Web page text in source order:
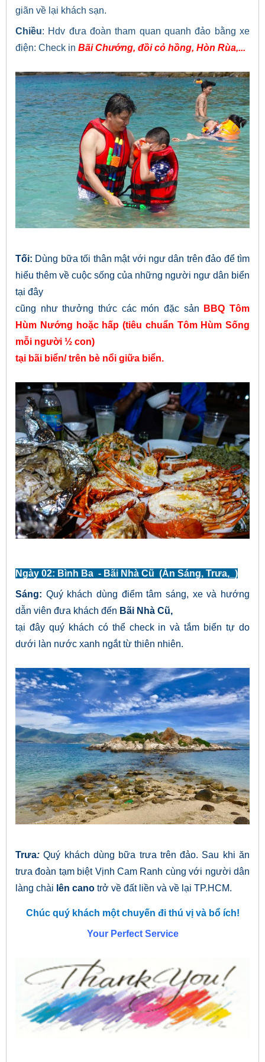
giãn về lại khách sạn.
Chiều: Hdv đưa đoàn tham quan quanh đảo bằng xe
điện: Check in Bãi Chướng, đồi cỏ hồng, Hòn Rùa,...
Tối: Dùng bữa tối thân mật với ngư dân trên đảo để tìm
hiểu thêm về cuộc sống của những người ngư dân biển
tại đây
cũng như thưởng thức các món đặc sản
BBQ Tôm
Hùm Nướng hoặc hấp (tiêu chuẩn Tôm Hùm Sống
mỗi người ½ con)
tại bãi biển/ trên bè nổi giữa biển.
Ngày 02: Bình Ba - Bãi Nhà Cũ (Ăn Sáng, Trưa,_)
Sáng: Quý khách dùng điểm tâm sáng, xe và hướng
dẫn viên đưa khách đến Bãi Nhà Cũ,
tại đây quý khách có thể check in và tắm biển tự do
dưới làn nước xanh ngắt từ thiên nhiên.
Trưa:Quý khách dùng bữa trưa trên đảo. Sau khi ăn
trưa đoàn tạm biệt Vịnh Cam Ranh cùng với người dân
làng chài ên cano trở về đất liền và về lại TP.HCM.
Chúc quý khách một chuyến đi thú vị và bổ ích!
Your Perfect Service